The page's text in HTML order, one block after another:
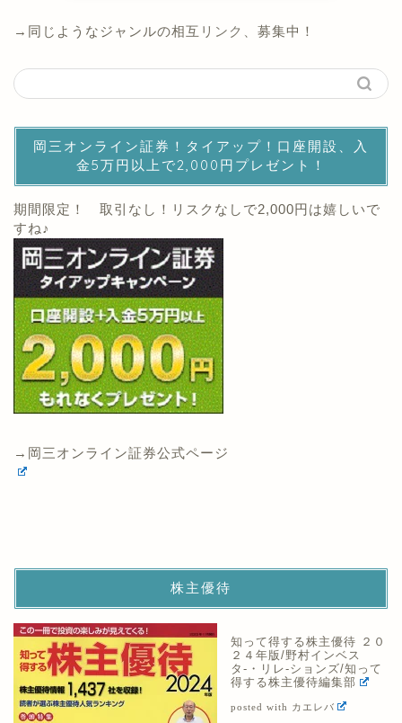
→同じようなジャンルの相互リンク、募集中！
岡三オンライン証券！タイアップ！口座開設、入
金5万円以上で2,000円プレゼント！
期間限定！ 取引なし！リスクなしで2,000円は嬉しいで
すね♪
→岡三オンライン証券公式ページ
株主優待
知って得する株主優待 ２０
２４年版/野村インベス
タ-・リレ-ションズ/知って
得する株主優待編集部
posted with カエレバ